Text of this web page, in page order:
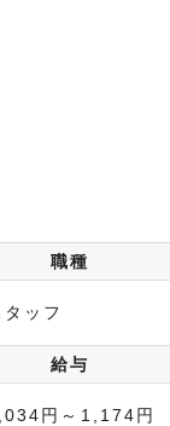
職種
ッフ
給与
円～1,174円